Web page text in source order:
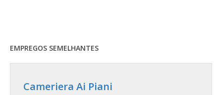
EMPREGOS SEMELHANTES
Cameriera Ai Piani